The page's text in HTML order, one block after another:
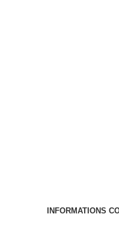
INFORMATIONS